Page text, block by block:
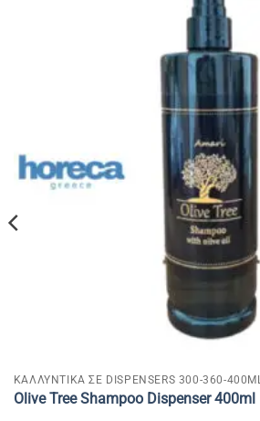
KAΛΛΥΝΤΙΚΑ ΣΕ DISPENSERS 300-360-400ML
Olive Tree Shampoo Dispenser 400ml